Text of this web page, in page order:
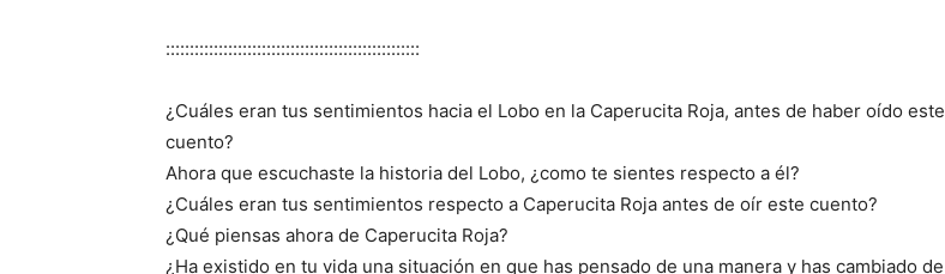
:::::::::::::::::::::::::::::::::::::::::::::::::::::
¿Cuáles eran tus sentimientos hacia el Lobo en la Caperucita Roja, antes de haber oído este
cuento?
Ahora que escuchaste la historia del Lobo, ¿como te sientes respecto a él?
¿Cuáles eran tus sentimientos respecto a Caperucita Roja antes de oír este cuento?
¿Qué piensas ahora de Caperucita Roja?
¿Ha existido en tu vida una situación en que has pensado de una manera y has cambiado de